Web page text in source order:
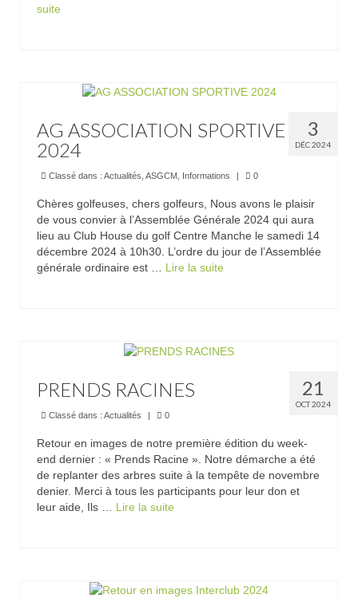
ASGCM
Documents officiels de l’association
Comité directeur – Association Golf Centre
Manche
Contact
Réservations
Abonnés
suite­­
3
DÉC 2024
AG ASSOCIATION SPORTIVE
2024
Classé dans : Actualités ASGCM Informations 0
Chères golfeuses, chers golfeurs, Nous avons le plaisir
de vous convier à l’Assemblée Générale 2024 qui aura
lieu au Club House du golf Centre Manche le samedi 14
décembre 2024 à 10h30. L’ordre du jour de l’Assemblée
générale ordinaire est … Lire la suite­­
21
OCT 2024
PRENDS RACINES
Classé dans : Actualités | 0
Retour en images de notre première édition du week-
end dernier : « Prends Racine ». Notre démarche a été
de replanter des arbres suite à la tempête de novembre
denier. Merci à tous les participants pour leur don et
leur aide, Ils … Lire la suite­­